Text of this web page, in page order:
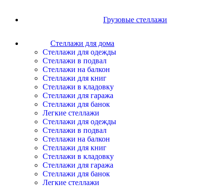
Грузовые стеллажи
Стеллажи для дома
Стеллажи для одежды
Стеллажи в подвал
Стеллажи на балкон
Стеллажи для книг
Стеллажи в кладовку
Стеллажи для гаража
Стеллажи для банок
Легкие стеллажи
Стеллажи для одежды
Стеллажи в подвал
Стеллажи на балкон
Стеллажи для книг
Стеллажи в кладовку
Стеллажи для гаража
Стеллажи для банок
Легкие стеллажи